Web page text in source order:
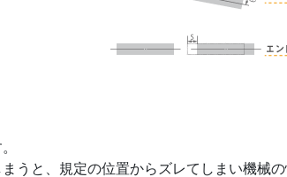
うと、規定の位置からズレてしまい機械